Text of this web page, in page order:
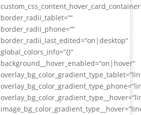
border_radii_tablet=““
border_radii_phone=““
border_radii_last_edited=“on|desktop“
global_colors_info=“{}“
background__hover_enabled=“on|hover“